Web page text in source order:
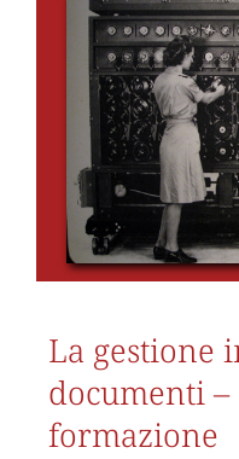
La gestione
documenti
formazione